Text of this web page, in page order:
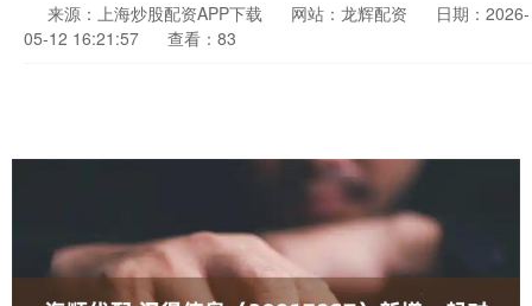
来源：上海炒股配资APP下载 网站：龙辉配资
日期：2026-
05-12 16:21:57
查看：83